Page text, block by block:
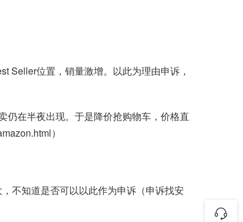
Seller位置，销量激增。以此为理由申诉，
仍在半夜出现。于是降价抢购物车，价格直
）
不知道是否可以以此作为申诉（申诉找安